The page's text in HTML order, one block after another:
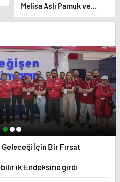
Melisa Aslı Pamuk ve
Yusuf Yazıcı’nın bebeği ilk
benziyor…
Geleceği İçin Bir Fırsat
Endeksine girdi